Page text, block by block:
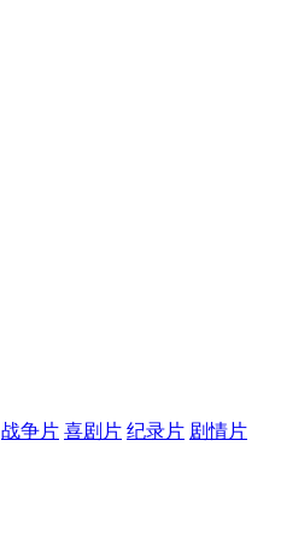
战争片 喜剧片 纪录片 剧情片